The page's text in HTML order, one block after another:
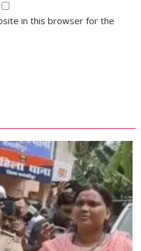
in this browser for the